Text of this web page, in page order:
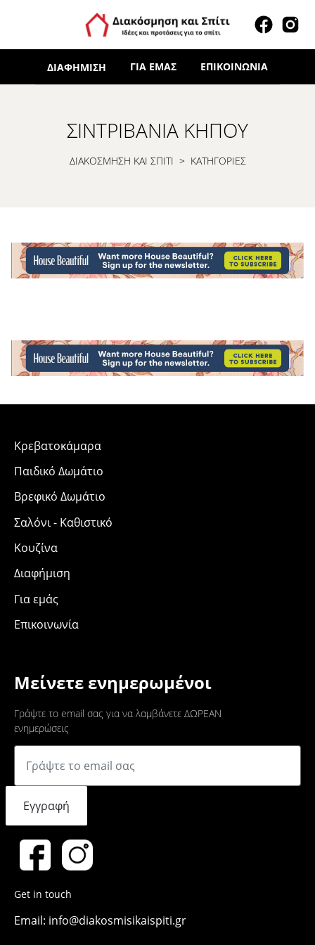
ΔΙΑΦΉΜΙΣΗ ΓΙΑ ΕΜΆΣ ΕΠΙΚΟΙΝΩΝΊΑ
ΣΙΝΤΡΙΒΆΝΙΑ ΚΉΠΟΥ
ΔΙΑΚΟΣΜΗΣΗ ΚΑΙ ΣΠΙΤΙ > ΚΑΤΗΓΟΡΙΕΣ
Μείνετε ενημερωμένοι
Γράψτε το email σας για να λαμβάνετε ΔΩΡΕΑΝ
ενημερώσεις
Εγγραφή
Get in touch
Email: info@diakosmisikaispiti.gr
Κρεβατοκάμαρα
Παιδικό Δωμάτιο
Βρεφικό Δωμάτιο
Σαλόνι - Καθιστικό
Κουζίνα
Διαφήμιση
Για εμάς
Επικοινωνία